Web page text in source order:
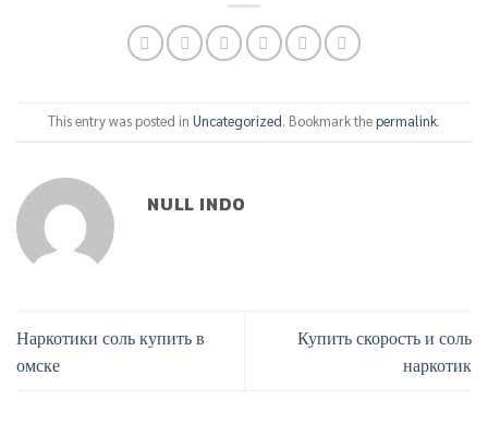
This entry was posted in Uncategorized. Bookmark thepermalink.
NULL INDO
Наркотики соль купить в
омске
Купить скорость и соль
наркотик